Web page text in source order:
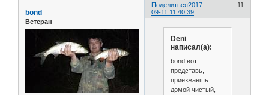
Поделиться 11
2017-
09-11 11:40:39
bond
Ветеран
Deni
написал(а):
bond вот
представь,
приезжаешь
домой чистый,